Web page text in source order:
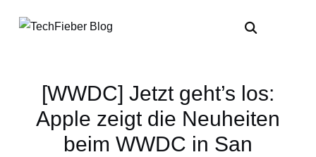
[WWDC] Jetzt geht’s los:
Apple zeigt die Neuheiten
beim WWDC in San